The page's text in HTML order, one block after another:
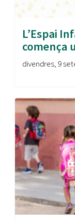
L’Espai
comença
divendres, 9